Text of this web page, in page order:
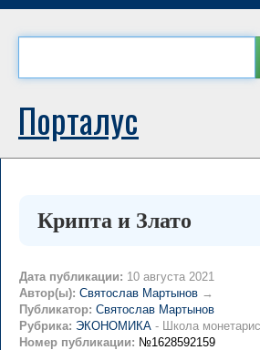
Порталус
Крипта и Злато
Дата публикации: 10 августа 2021
Автор(ы): Святослав Мартынов →
Публикатор: Cвятослав Мартынов
Рубрика: ЭКОНОМИКА - Школа
Номер публикации: №1628592159